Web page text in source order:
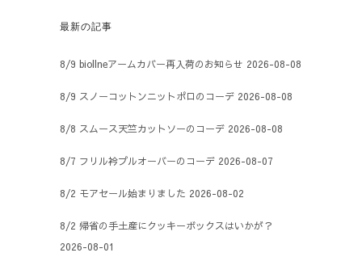
最新の記事
8/9 biollneアームカバー再入荷のお知らせ 2026-08-08
8/9 スノーコットンニットポロのコーデ 2026-08-08
8/8 スムース天竺カットソーのコーデ 2026-08-08
8/7 フリル衿プルオーバーのコーデ 2026-08-07
8/2 モアセール始まりました 2026-08-02
8/2 帰省の手土産にクッキーボックスはいかが？
2026-08-01